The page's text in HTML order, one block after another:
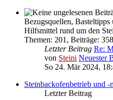
Bezugsquellen,
Hilfsmittel rund um den
Themen: 201 , Beiträge:
Letzter Beitrag Re:
von Steini Neuester
So 24. Mär 2024,
Steinbackofenbetrieb und -
Letzter Beitrag